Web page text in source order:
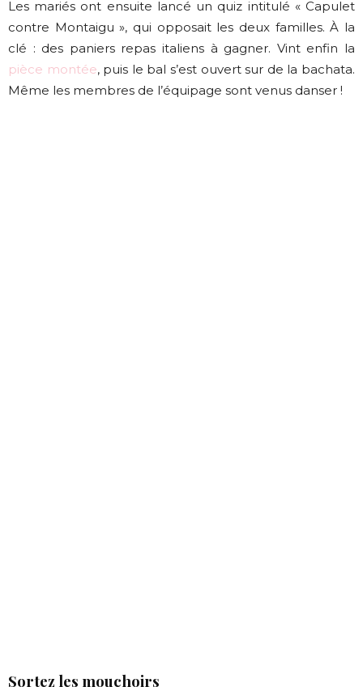
Les mariés ont ensuite lancé un quiz intitulé « Capulet
contre Montaigu », qui opposait les deux familles. À la
clé : des paniers repas italiens à gagner. Vint enfin la
pièce montée, puis le bal s’est ouvert sur de la bachata.
Même les membres de l’équipage sont venus danser !
Sortez les mouchoirs